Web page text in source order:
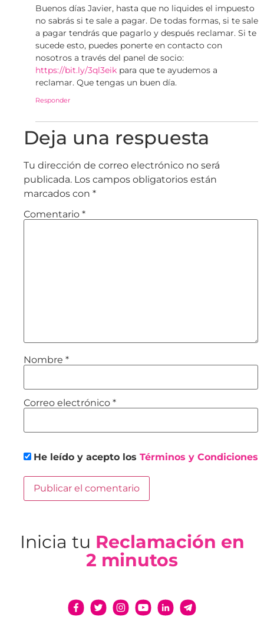
Buenos días Javier, hasta que no liquides el impuesto
no sabrás si te sale a pagar. De todas formas, si te sale
a pagar tendrás que pagarlo y después reclamar. Si te
sucede esto, puedes ponerte en contacto con
nosotros a través del panel de socio:
https://bit.ly/3ql3eik para que te ayudemos a
reclamar. Que tengas un buen día.
Responder
Deja una respuesta
Tu dirección de correo electrónico no será
publicada. Los campos obligatorios están
marcados con *
Comentario *
Nombre *
Correo electrónico *
He leído y acepto los Términos y Condiciones
Inicia tu Reclamación en
2 minutos